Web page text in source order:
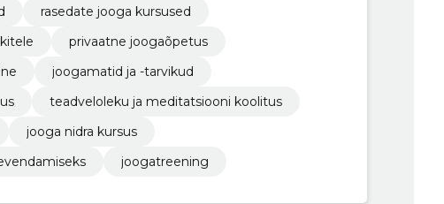
rasedate jooga kursused
privaatne joogaõpetus
joogamatid ja -tarvikud
teadveloleku ja meditatsiooni koolitus
jooga nidra kursus
joogatreening